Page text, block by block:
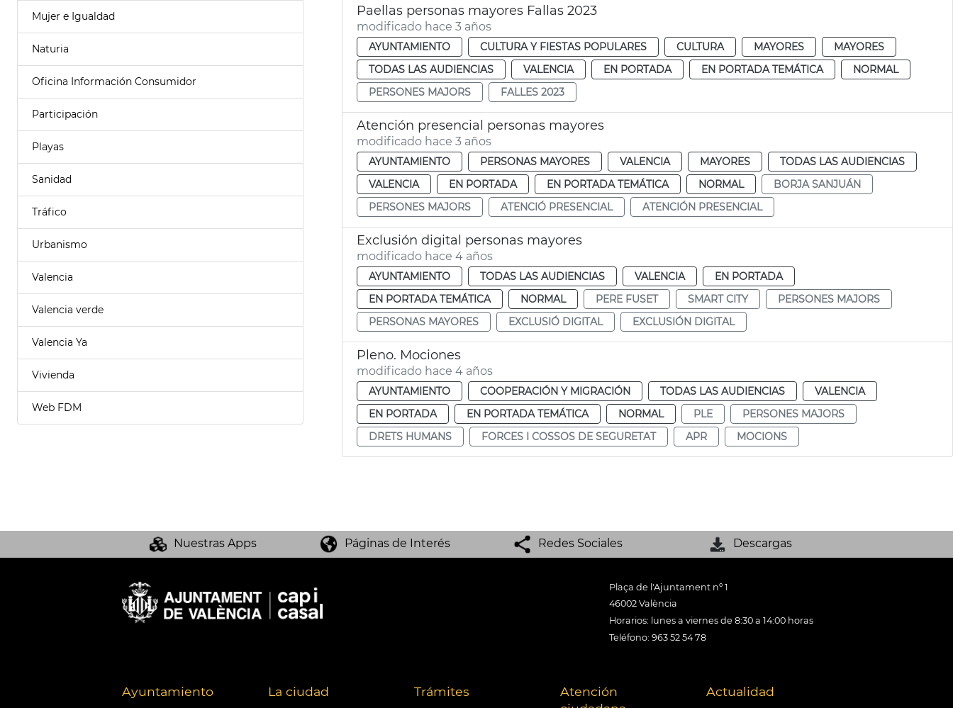
Mujer e Igualdad
Naturia
Oficina Información Consumidor
Participación
Playas
Sanidad
Tráfico
Urbanismo
Valencia
Valencia verde
Valencia Ya
Vivienda
Web FDM
Paellas personas mayores Fallas 2023
modificado hace 3 años
AYUNTAMIENTO CULTURA Y FIESTAS POPULARES CULTURA MAYORES
MAYORES
TODAS LAS AUDIENCIAS
VALENCIA EN PORTADA EN PORTADA TEMÁTICA
NORMAL
PERSONES MAJORS
FALLES 2023
Atención presencial personas mayores
modificado hace 3 años
AYUNTAMIENTO PERSONAS MAYORES VALENCIA MAYORES
TODAS LAS AUDIENCIAS
VALENCIA
EN PORTADA EN PORTADA TEMÁTICA NORMAL
BORJA SANJUÁN
PERSONES MAJORS
ATENCIÓ PRESENCIAL ATENCIÓN PRESENCIAL
Exclusión digital personas mayores
modificado hace 4 años
AYUNTAMIENTO TODAS LAS AUDIENCIAS VALENCIA
EN PORTADA
EN PORTADA TEMÁTICA
NORMAL PERE FUSET SMART CITY
PERSONES MAJORS
PERSONAS MAYORES
EXCLUSIÓ DIGITAL EXCLUSIÓN DIGITAL
Pleno. Mociones
modificado hace 4 años
AYUNTAMIENTO COOPERACIÓN Y MIGRACIÓN TODAS LAS AUDIENCIAS
VALENCIA
EN PORTADA
EN PORTADA TEMÁTICA NORMAL PLE
PERSONES MAJORS
DRETS HUMANS
FORCES I COSSOS DE SEGURETAT APR MOCIONS
Nuestras Apps Páginas de Interés Redes Sociales Descargas
Plaça de l'Ajuntament nº 1
46002 València
Horarios: lunes a viernes de 8:30 a 14:00 horas
Teléfono: 963 52 54 78
Ayuntamiento La ciudad Trámites
Atención
Actualidad